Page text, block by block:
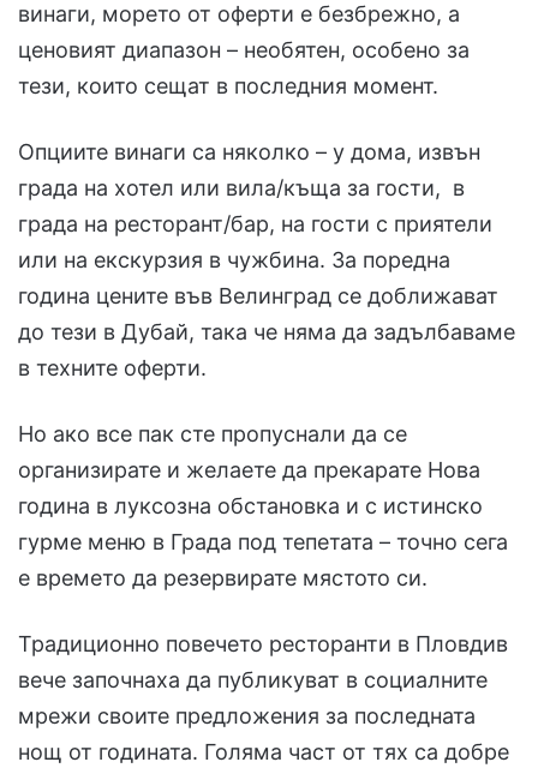
винаги, морето от оферти е безбрежно, а
ценовият диапазон – необятен, особено за
тези, които сещат в последния момент.
Опциите винаги са няколко – у дома, извън
града на хотел или вила/къща за гости, в
града на ресторант/бар, на гости с приятели
или на екскурзия в чужбина. За поредна
година цените във Велинград се доближават
до тези в Дубай, така че няма да задълбаваме
в техните оферти.
Но ако все пак сте пропуснали да се
организирате и желаете да прекарате Нова
година в луксозна обстановка и с истинско
гурме меню в Града под тепетата – точно сега
е времето да резервирате мястото си.
Традиционно повечето ресторанти в Пловдив
вече започнаха да публикуват в социалните
мрежи своите предложения за последната
нощ от годината. Голяма част от тях са добре